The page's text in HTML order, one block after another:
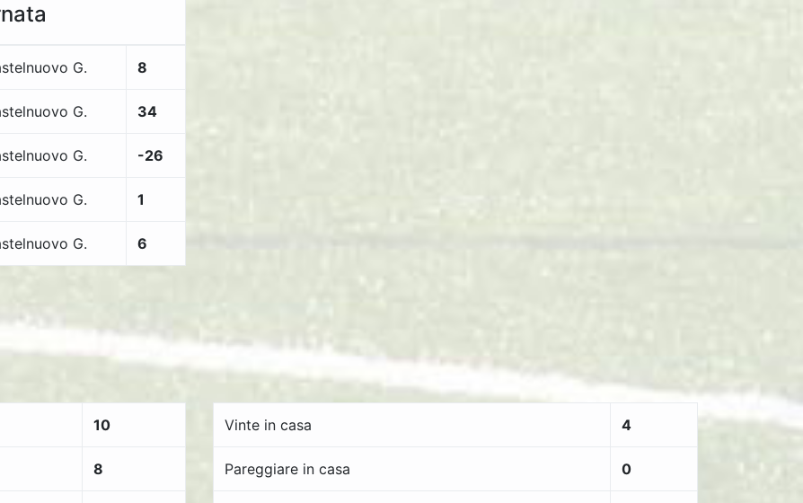
G. 8
G. 34
G. -26
G. 1
G. 6
10
8
Vinte in casa 4
Pareggiare in casa 0